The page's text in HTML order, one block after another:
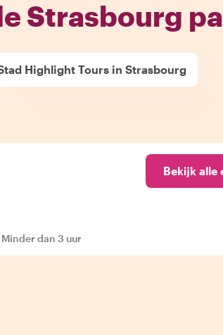
Strasbourg
Highlight Tours in Strasbourg
Bekijk alle
Minder dan 3 uur